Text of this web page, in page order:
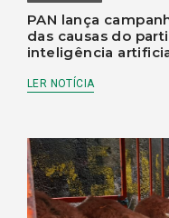
PAN lança
das causas do
inteligência
LER NOTÍCIA